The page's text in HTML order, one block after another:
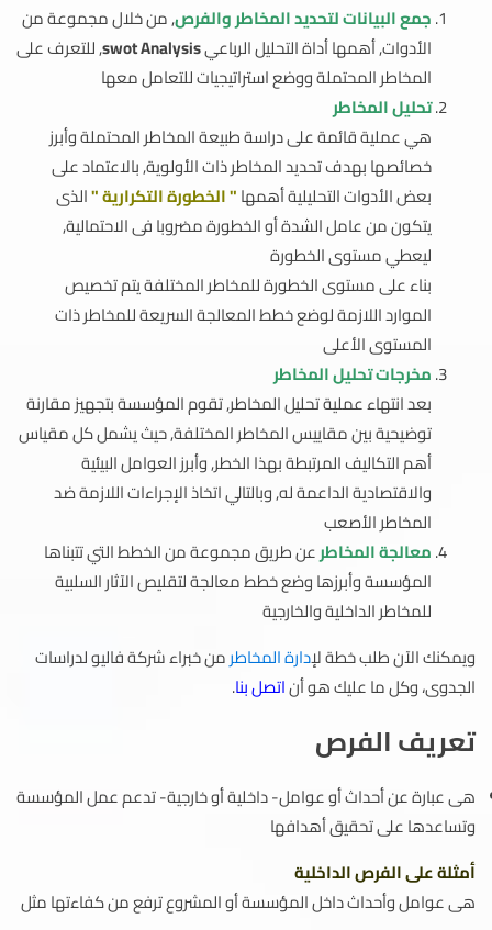
جمع البيانات لتحديد المخاطر والفرص, من خلال مجموعة من
الأدوات, أهمها أداة التحليل الرباعي
, للتعرف على
المخاطر المحتملة ووضع استراتيجيات للتعامل معها
تحليل المخاطر
هي عملية قائمة على دراسة طبيعة المخاطر المحتملة وأبرز
خصائصها بهدف تحديد المخاطر ذات الأولوية, بالاعتماد على
بعض الأدوات التحليلية أهمها" الخطورة التكرارية "الذى
يتكون من عامل الشدة أو الخطورة مضروبا فى الاحتمالية,
ليعطي مستوى الخطورة
بناء على مستوى الخطورة للمخاطر المختلفة يتم تخصيص
الموارد اللازمة لوضع خطط المعالجة السريعة للمخاطر ذات
المستوى الأعلى
مخرجات تحليل المخاطر
بعد انتهاء عملية تحليل المخاطر, تقوم المؤسسة بتجهيز مقارنة
توضيحية بين مقاييس المخاطر المختلفة, حيث يشمل كل مقياس
أهم التكاليف المرتبطة بهذا الخطر, وأبرز العوامل البيئية
والاقتصادية الداعمة له, وبالتالي اتخاذ الإجراءات اللازمة ضد
المخاطر الأصعب
معالجة المخاطرعن طريق مجموعة من الخطط التي تتبناها
المؤسسة وأبرزها وضع خطط معالجة لتقليص الآثار السلبية
للمخاطر الداخلية والخارجية
ويمكنك الآن طلب خطة لإدارة المخاطرمن خبراء شركة فاليو لدراسات
الجدوى، وكل ما عليك هو أناتصل بنا.
تعريف الفرص
هى عبارة عن أحداث أو عوامل- داخلية أو خارجية- تدعم عمل المؤسسة
وتساعدها على تحقيق أهدافها
أمثلة على الفرص الداخلية
هى عوامل وأحداث داخل المؤسسة أو المشروع ترفع من كفاءتها مثل